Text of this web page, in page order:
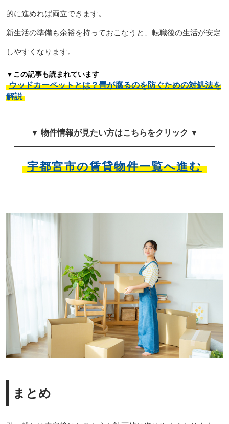
的に進めれば両立できます。
新生活の準備も余裕を持っておこなうと、転職後の生活が安定
しやすくなります。
▼この記事も読まれています
ウッドカーペットとは？畳が腐るのを防ぐための対処法を
解説
▼ 物件情報が見たい方はこちらをクリック ▼
宇都宮市の賃貸物件一覧へ進む
まとめ